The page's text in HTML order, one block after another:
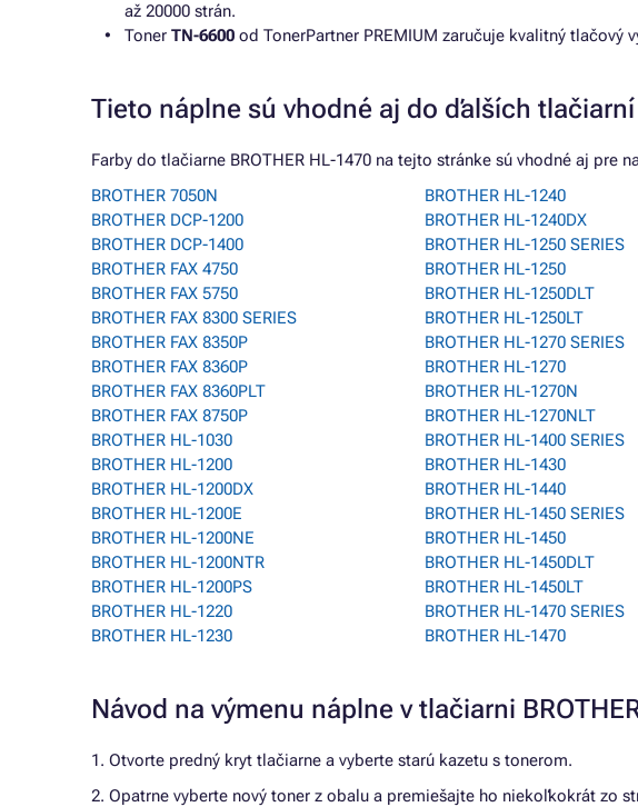
až 20000 strán.
Toner TN-6600 od TonerPartner PREMIUM zaručuje kvalitný tlačový
Tieto náplne sú vhodné aj do ďalších tlačiarní
Farby do tlačiarne BROTHER HL-1470 na tejto stránke sú vhodné aj pre
BROTHER 7050N
BROTHER DCP-1200
BROTHER DCP-1400
BROTHER FAX 4750
BROTHER FAX 5750
BROTHER FAX 8300 SERIES
BROTHER FAX 8350P
BROTHER FAX 8360P
BROTHER FAX 8360PLT
BROTHER FAX 8750P
BROTHER HL-1030
BROTHER HL-1200
BROTHER HL-1200DX
BROTHER HL-1200E
BROTHER HL-1200NE
BROTHER HL-1200NTR
BROTHER HL-1200PS
BROTHER HL-1220
BROTHER HL-1230
BROTHER HL-1240
BROTHER HL-1240DX
BROTHER HL-1250 SERIES
BROTHER HL-1250
BROTHER HL-1250DLT
BROTHER HL-1250LT
BROTHER HL-1270 SERIES
BROTHER HL-1270
BROTHER HL-1270N
BROTHER HL-1270NLT
BROTHER HL-1400 SERIES
BROTHER HL-1430
BROTHER HL-1440
BROTHER HL-1450 SERIES
BROTHER HL-1450
BROTHER HL-1450DLT
BROTHER HL-1450LT
BROTHER HL-1470 SERIES
BROTHER HL-1470
Návod na výmenu náplne v tlačiarni
1. Otvorte predný kryt tlačiarne a vyberte starú kazetu s tonerom.
2. Opatrne vyberte nový toner z obalu a premiešajte ho niekoľkokrát zo